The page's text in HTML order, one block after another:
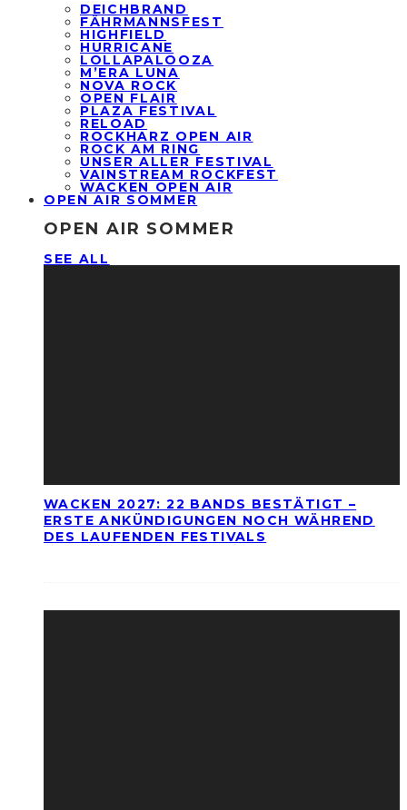
DEICHBRAND
FÄHRMANNSFEST
HIGHFIELD
HURRICANE
LOLLAPALOOZA
M’ERA LUNA
NOVA ROCK
OPEN FLAIR
PLAZA FESTIVAL
RELOAD
ROCKHARZ OPEN AIR
ROCK AM RING
UNSER ALLER FESTIVAL
VAINSTREAM ROCKFEST
WACKEN OPEN AIR
OPEN AIR SOMMER
OPEN AIR SOMMER
SEE ALL
WACKEN 2027: 22 BANDS BESTÄTIGT –
ERSTE ANKÜNDIGUNGEN NOCH WÄHREND
DES LAUFENDEN FESTIVALS